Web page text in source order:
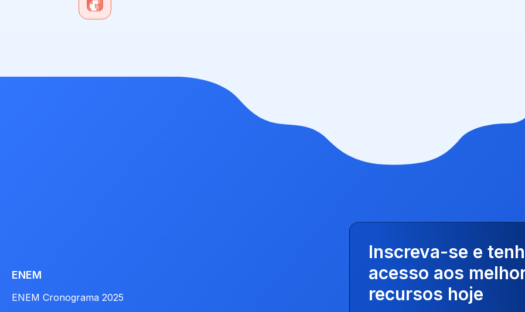
ENEM
ENEM Cronograma 2025
Inscreva-se e
acesso aos
recursos hoje